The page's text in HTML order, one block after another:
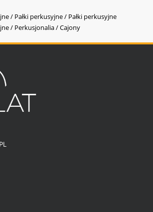
/ Pałki perkusyjne / Pałki perkusyjne
/ Perkusjonalia / Cajony